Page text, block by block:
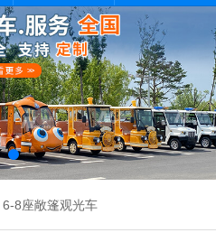
6-8座敞篷观光车